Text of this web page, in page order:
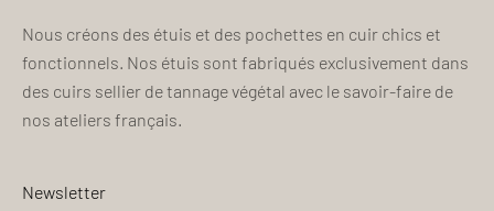
Nous créons des étuis et des pochettes en cuir chics et
fonctionnels. Nos étuis sont fabriqués exclusivement dans
des cuirs sellier de tannage végétal avec le savoir-faire de
nos ateliers français.
Newsletter